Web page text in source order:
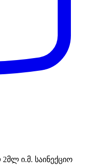
2მლ ი.მ. საინექციო